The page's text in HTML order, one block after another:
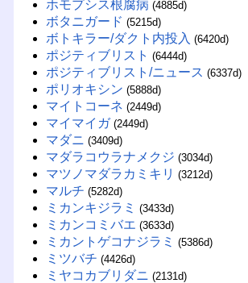
ホモプシス根腐病 (4885d)
ボタニガード (5215d)
ボトキラー/ダクト内投入 (6420d)
ポジティブリスト (6444d)
ポジティブリスト/ニュース (6337d)
ポリオキシン (5888d)
マイトコーネ (2449d)
マイマイガ (2449d)
マダニ (3409d)
マダラコウラナメクジ (3034d)
マツノマダラカミキリ (3212d)
マルチ (5282d)
ミカンキジラミ (3433d)
ミカンコミバエ (3633d)
ミカントゲコナジラミ (5386d)
ミツバチ (4426d)
ミヤコカブリダニ (2131d)